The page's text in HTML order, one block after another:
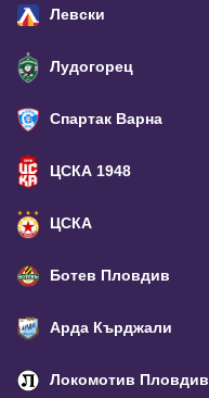
Левски
Лудогорец
Спартак Варна
ЦСКА 1948
ЦСКА
Ботев Пловдив
Арда Кърджали
Локомотив Пловдив